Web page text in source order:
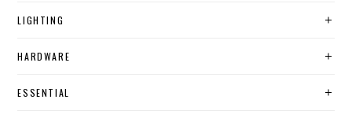
LIGHTING
HARDWARE
ESSENTIAL